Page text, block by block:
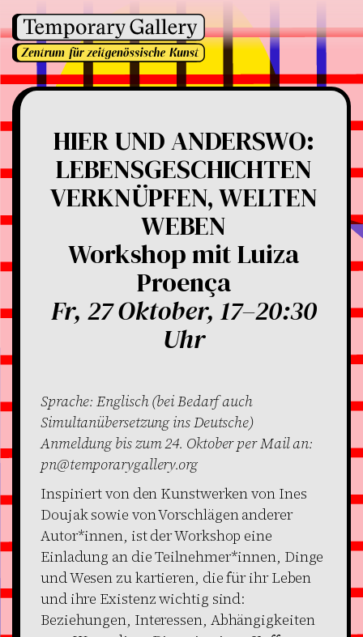
HIER UND ANDERSWO:
LEBENSGESCHICHTEN
VERKNÜPFEN, WELTEN
WEBEN
Workshop mit Luiza
Proença
Fr, 27 Oktober, 17–20:30
Uhr
Sprache: Englisch (bei Bedarf auch
Simultanübersetzung ins Deutsche)
Anmeldung bis zum 24. Oktober per Mail an:
pn@temporarygallery.org
Inspiriert von den Kunstwerken von Ines
Doujak sowie von Vorschlägen anderer
Autor*innen, ist der Workshop eine
Einladung an die Teilnehmer*innen, Dinge
und Wesen zu kartieren, die für ihr Leben
und ihre Existenz wichtig sind:
Beziehungen, Interessen, Abhängigkeiten